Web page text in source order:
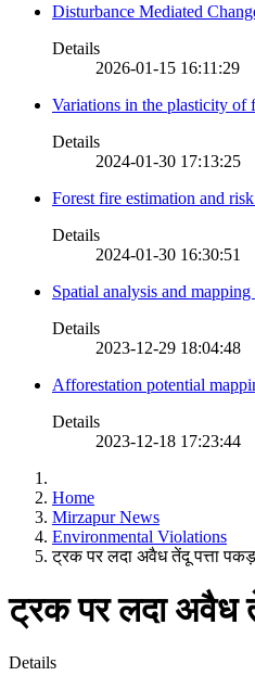
Disturbance Mediated
Details
2026-01-15 16:11:29
Variations in the plasticity of
Details
2024-01-30 17:13:25
Forest fire estimation and
Details
2024-01-30 16:30:51
Spatial analysis and
Details
2023-12-29 18:04:48
Afforestation potential
Details
2023-12-18 17:23:44
Home
Mirzapur News
Environmental Violations
ट्रक पर लदा अवैध तेंदू पत्ता
ट्रक पर लदा अवैध
Details